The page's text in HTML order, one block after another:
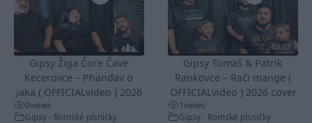
Gipsy Žiga Čore Čave
Kecerovce – Phandav o
jaka ( OFFICIALvideo ) 2026
0views
Gipsy - Romské písničky
03:07
Gipsy Tomaš & Patrik
Rankovce – Rači mange (
OFFICIALvideo ) 2026 cover
1views
Gipsy - Romské písničky